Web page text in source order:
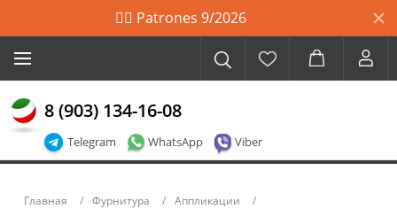
🙋‍♀️ Patrones 9/2026
Telegram WhatsApp Viber
8 (903) 134-16-08
Главная Фурнитура Аппликации